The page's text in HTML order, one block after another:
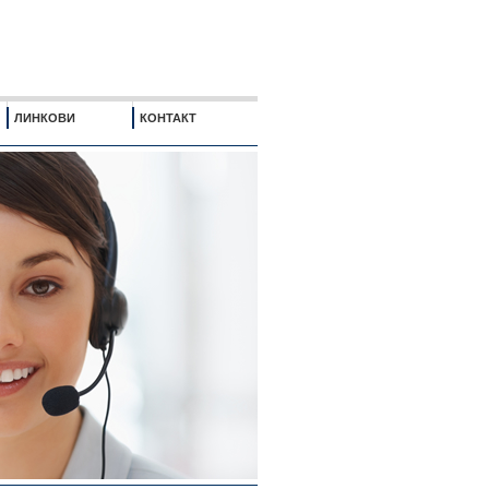
ЛИНКОВИ КОНТАКТ